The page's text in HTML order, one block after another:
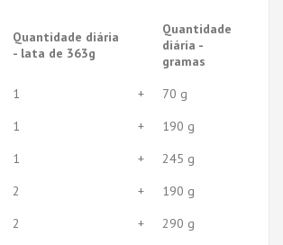
Quantidade diária
- lata de 363g
Quantidade
diária -
gramas
1 +
70 g
1 +
190 g
1 +
245 g
2 +
190 g
2 +
290 g